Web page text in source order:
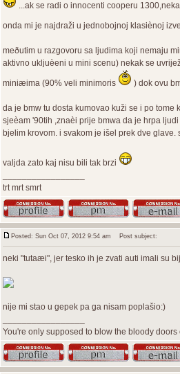
...ak se radi o innocenti cooperu
onda mi je najdraži u jednobojnoj klasiènoj
meðutim u razgovoru sa ljudima koji nemaju
aktivno ukljuèeni u mini scenu) nekak se
miniæima (90% veli minimoris ) dok ovu
da je bmw tu dosta kumovao kuži se i po
sjeèam '90tih ,znaèi prije bmwa da je hrpa
bjelim krovom. i svakom je išel prek dve
valjda zato kaj nisu bili tak brzi
trt mrt smrt
Posted: Sun Oct 07, 2012 9:54 am Post subject:
neki "tutaæi", jer tesko ih je zvati auti imali su
nije mi stao u gepek pa ga nisam poplašio:)
You're only supposed to blow the bloody doors